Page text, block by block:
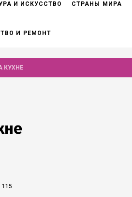
И ИСКУССТВО СТРАНЫ МИРА
И РЕМОНТ
КУХНЕ
115